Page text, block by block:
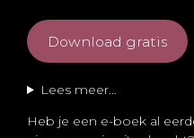
Download gratis
Lees meer…
Heb je een e-boek al